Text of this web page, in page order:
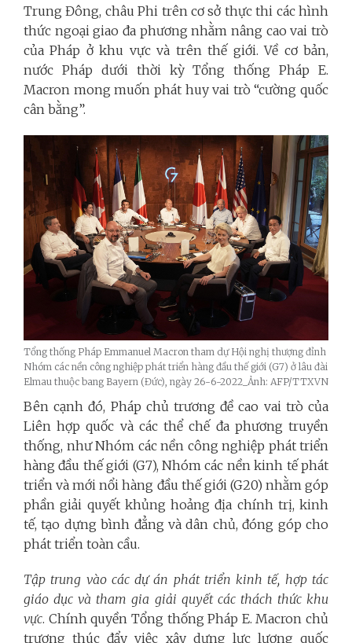
Trung Đông, châu Phi trên cơ sở thực thi các hình
thức ngoại giao đa phương nhằm nâng cao vai trò
của Pháp ở khu vực và trên thế giới. Về cơ bản,
nước Pháp dưới thời kỳ Tổng thống Pháp E.
Macron mong muốn phát huy vai trò “cường quốc
cân bằng”.
Tổng thống Pháp Emmanuel Macron tham dự Hội nghị thượng đỉnh
Nhóm các nền công nghiệp phát triển hàng đầu thế giới (G7) ở lâu đài
Elmau thuộc bang Bayern (Đức), ngày 26-6-2022_Ảnh: AFP/TTXVN
Bên cạnh đó, Pháp chủ trương đề cao vai trò của
Liên hợp quốc và các thể chế đa phương truyền
thống, như Nhóm các nền công nghiệp phát triển
hàng đầu thế giới (G7), Nhóm các nền kinh tế phát
triển và mới nổi hàng đầu thế giới (G20) nhằm góp
phần giải quyết khủng hoảng địa chính trị, kinh
tế, tạo dựng bình đẳng và dân chủ, đóng góp cho
phát triển toàn cầu.
Tập trung vào các dự án phát triển kinh tế, hợp tác
giáo dục và tham gia giải quyết các thách thức khu
vực. Chính quyền Tổng thống Pháp E. Macron chủ
trương thúc đẩy việc xây dựng lực lượng quốc